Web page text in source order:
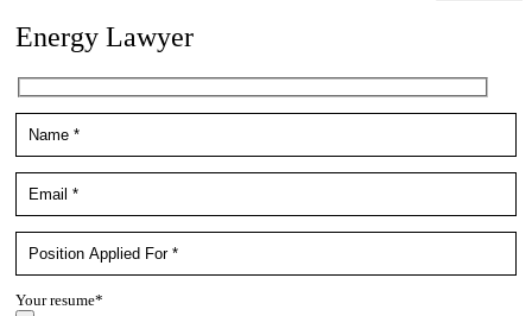
Energy Lawyer
Your resume*